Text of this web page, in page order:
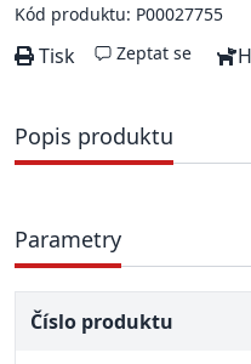
Kód produktu: P00027755
Tisk Zeptat se
Popis produktu
Parametry
Číslo produktu